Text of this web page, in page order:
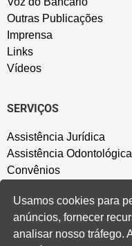
Outras Publicações
Imprensa
Links
Vídeos
SERVIÇOS
Assistência Jurídica
Assistência Odontológica
Convênios
Salão de Festa
Política de Privacidade
Usamos cookies para
anúncios, fornecer
analisar nosso tráfego.